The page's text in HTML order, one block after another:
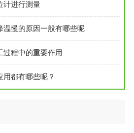
计进行测量
温慢的原因一般有哪些呢
过程中的重要作用
都有哪些呢？